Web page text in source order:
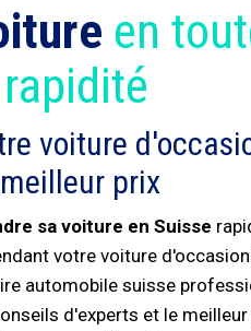
en
voiture
prix
sa voiture en Suisse
votre voiture
automobile suisse
d'experts et le